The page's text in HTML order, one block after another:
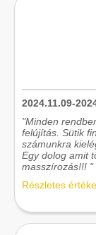
2024.11.09-
"Minden
felújítás. Sütik
számunkra
Egy dolog amit
masszírozás!!! "
Részletes